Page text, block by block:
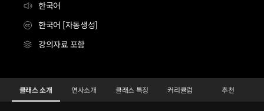
한국어
한국어 [자동생성]
강의자료 포함
스토리보드아티스트 김기두 Details
Configuration Information Shortcuts
클래스 소개 연사소개 클래스 특징 커리큘럼 추천